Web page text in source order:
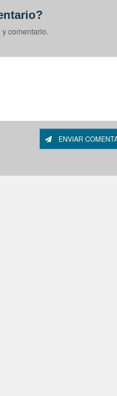
comentario.
ENVIAR